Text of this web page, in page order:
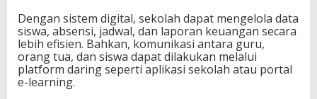
Dengan sistem digital, sekolah dapat mengelola data
siswa, absensi, jadwal, dan laporan keuangan secara
lebih efisien. Bahkan, komunikasi antara guru,
orang tua, dan siswa dapat dilakukan melalui
platform daring seperti aplikasi sekolah atau portal
e-learning.